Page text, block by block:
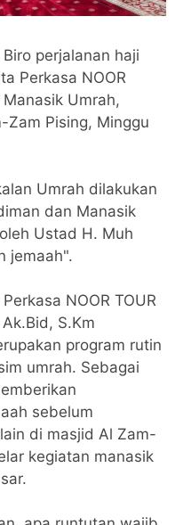
Biro perjalanan haji
Perkasa NOOR
Manasik Umrah,
Pising, Minggu
Umrah dilakukan
dan Manasik
Ustad H. Muh
jemaah".
NOOR TOUR
S.Km
program rutin
umrah. Sebagai
sebelum
di masjid Al Zam-
kegiatan manasik